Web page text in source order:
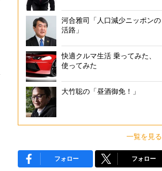
河合雅司「人口減少ニッポンの
活路」
快適クルマ生活 乗ってみた、
使ってみた
大竹聡の「昼酒御免！」
一覧を見る
フォロー フォロー